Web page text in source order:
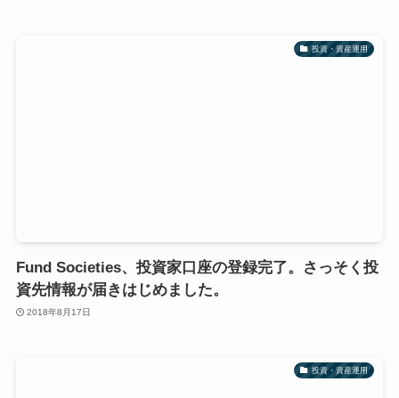
投資・資産運用
Fund Societies、投資家口座の登録完了。さっそく投
資先情報が届きはじめました。
2018年8月17日
投資・資産運用